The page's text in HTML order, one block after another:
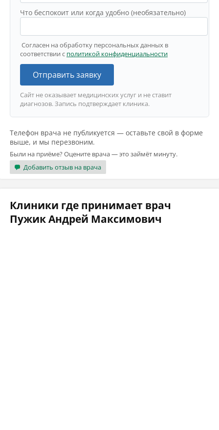
Что беспокоит или когда удобно (необязательно)
Согласен на обработку персональных данных в
соответствии с политикой конфиденциальности
Отправить заявку
Сайт не оказывает медицинских услуг и не ставит
диагнозов. Запись подтверждает клиника.
Телефон врача не публикуется — оставьте свой в форме
выше, и мы перезвоним.
Были на приёме? Оцените врача — это займёт минуту.
Добавить отзыв на врача
Клиники где принимает врач
Пужик Андрей Максимович